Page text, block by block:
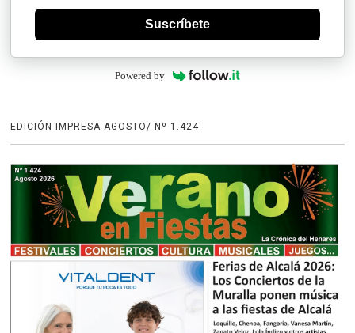
Suscríbete
Powered by
EDICIÓN IMPRESA AGOSTO/ Nº 1.424